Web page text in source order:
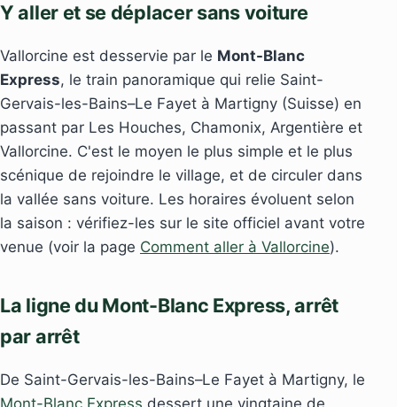
Y aller et se déplacer sans voiture
Vallorcine est desservie par le Mont-Blanc
Express, le train panoramique qui relie Saint-
Gervais-les-Bains–Le Fayet à Martigny (Suisse) en
passant par Les Houches, Chamonix, Argentière et
Vallorcine. C'est le moyen le plus simple et le plus
scénique de rejoindre le village, et de circuler dans
la vallée sans voiture. Les horaires évoluent selon
la saison : vérifiez-les sur le site officiel avant votre
venue (voir la page Comment aller à Vallorcine).
La ligne du Mont-Blanc Express, arrêt
par arrêt
De Saint-Gervais-les-Bains–Le Fayet à Martigny, le